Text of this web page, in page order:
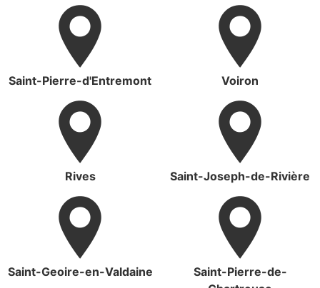
Saint-Pierre-d'Entremont Voiron
Rives Saint-Joseph-de-Rivière
Saint-Geoire-en-Valdaine
Saint-Pierre-de-